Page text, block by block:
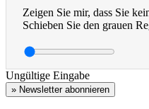
Zeigen Sie mir, dass Sie
Schieben Sie den grauen
Ungültige Eingabe
» Newsletter abonnieren